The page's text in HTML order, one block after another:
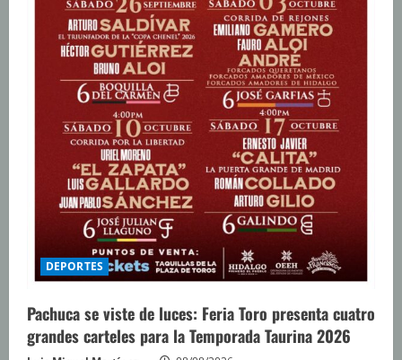
DEPORTES
Pachuca se viste de luces: Feria Toro presenta cuatro
grandes carteles para la Temporada Taurina 2026